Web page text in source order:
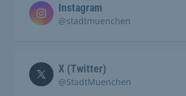
Instagram
@stadtmuenchen
X (Twitter)
@StadtMuenchen